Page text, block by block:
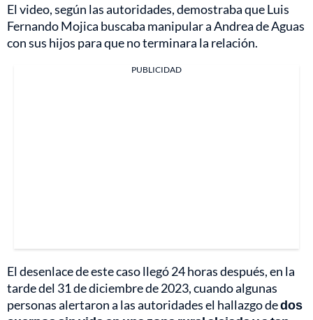
El video, según las autoridades, demostraba que Luis
Fernando Mojica buscaba manipular a Andrea de Aguas
con sus hijos para que no terminara la relación.
PUBLICIDAD
El desenlace de este caso llegó 24 horas después, en la
tarde del 31 de diciembre de 2023, cuando algunas
personas alertaron a las autoridades el hallazgo dedos